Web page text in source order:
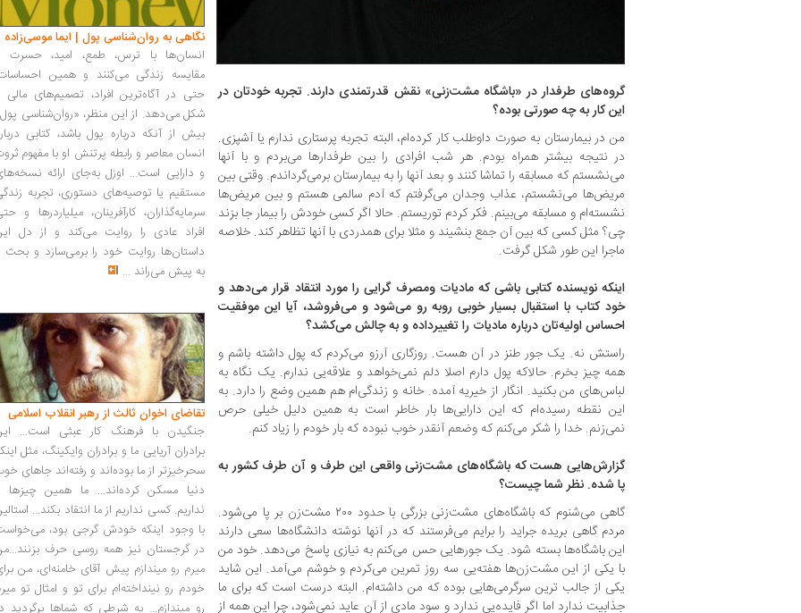
گروه‌های طرفدار در «باشگاه مشت‌زنی» نقش قدرتمندی دارند. تجربه خودتان در
این کار به چه صورتی بوده؟
من در بیمارستان به صورت داوطلب کار کرده‌ام، البته تجربه پرستاری ندارم یا آشپزی.
در نتیجه بیشتر همراه بودم. هر شب افرادی را بین طرفدارها می‌بردم و با آنها
می‌نشستم که مسابقه را تماشا کنند و بعد آنها را به بیمارستان برمی‌گرداندم. وقتی بین
مریض‌ها می‌نشستم، عذاب وجدان می‌گرفتم که آدم سالمی هستم و بین مریض‌ها
نشسته‌ام و مسابقه می‌بینم. فکر کردم توریستم. حالا اگر کسی خودش را بیمار جا بزند
چی؟ مثل کسی که بین آن جمع بنشیند و مثلا برای همدردی با آنها تظاهر کند. خلاصه
ماجرا این طور شکل گرفت.
اینکه نویسنده کتابی باشی که مادیات ومصرف گرایی را مورد انتقاد قرار می‌دهد و
خود کتاب با استقبال بسیار خوبی روبه رو می‌شود و می‌فروشد، آیا این موفقیت
احساس اولیه‌تان درباره مادیات را تغییرداده و به چالش می‌کشد؟
راستش نه. یک جور طنز در آن هست. روزگاری آرزو می‌کردم که پول داشته باشم و
همه چیز بخرم. حالاکه پول دارم اصلا دلم نمی‌خواهد و علاقه‌یی ندارم. یک نگاه به
لباس‌های من بکنید. انگار از خیریه آمده. خانه و زندگی‌ام هم همین وضع را دارد. به
این نقطه رسیده‌ام که این دارایی‌ها بار خاطر است به همین دلیل خیلی حرص
نمی‌زنم. خدا را شکر می‌کنم که وضعم آنقدر خوب نبوده که بار خودم را زیاد کنم.
گزارش‌هایی هست که باشگاه‌های مشت‌زنی واقعی این طرف و آن طرف کشور به
پا شده. نظر شما چیست؟
گاهی می‌شنوم که باشگاه‌های مشت‌زنی بزرگی با حدود ۲۰۰ مشت‌زن بر پا می‌شود.
مردم گاهی بریده جراید را برایم می‌فرستند که در آنها نوشته دانشگاه‌ها سعی دارند
این باشگاه‌ها بسته شود. یک جورهایی حس می‌کنم به نیازی پاسخ می‌دهد. خود من
با یکی از این مشت‌زن‌ها هفته‌یی سه روز تمرین می‌کردم و خوشم می‌آمد. این شاید
یکی از جالب ترین سرگرمی‌هایی بوده که من داشته‌ام. البته درست است که برای ما
جذابیت ندارد اما اگر فایده‌یی ندارد و سود مادی از آن عاید نمی‌شود، چرا این همه از
نگاهی به روان‌شناسی پول | ایما موسی‌زاده
انسان‌ها با ترس، طمع، امید، حسرت
مقایسه زندگی می‌کنند و همین
حتی در آگاه‌ترین افراد، تصمیم‌های مالی
شکل می‌دهد. از این منظر، «روان‌شناسی
بیش از آنکه درباره پول باشد، کتابی
انسان معاصر و رابطه پرتنش او با مفهوم
و دارایی است... اوزل به‌جای ارائه
مستقیم یا توصیه‌های دستوری، تجربه
سرمایه‌گذاران، کارآفرینان، میلیاردرها و
افراد عادی را روایت می‌کند و از دل
داستان‌ها روایت خود را برمی‌سازد و بحث
به پیش می‌راند ...
تقاضای اخوان ثالث از رهبر انقلاب اسلامی
جنگیدن با فرهنگ کار عبثی است...
برادران آریایی ما و برادران وایکینگ، مثل
سحرخیزتر از ما بوده‌اند و رفته‌اند جاهای
دنیا مسکن کرده‌اند... ما همین چیزها
نداریم. کسی نداریم از ما انتقاد بکند...
با وجود اینکه خودش گرجی بود،
در گرجستان نیز همه روسی حرف
میرم رو میندازم پیش آقای خامنه‌ای، من
خودم رو نینداخته‌ام برای تو و امثال تو
رو میندازم... به شرطی که شماها برگردید